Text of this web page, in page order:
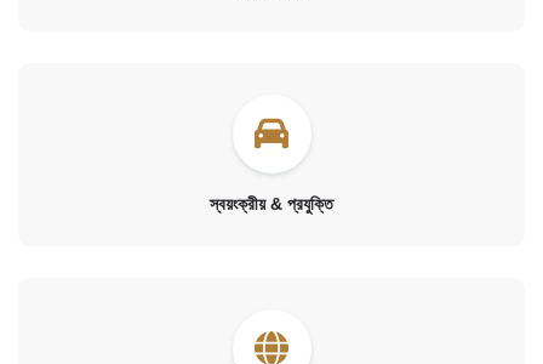
স্বয়ংক্রীয় & প্রযুক্তি